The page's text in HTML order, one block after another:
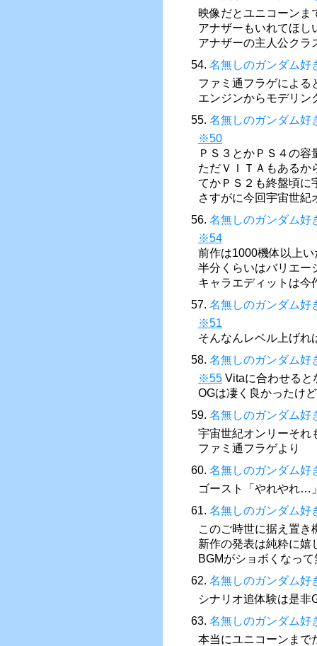
映像だとユニコーンま
アナザーもいれてほし
アナザーの主人公クラ
54. 名無しのガンダム好
ファミ通フラゲによる
エンジンからモデリン
55. 名無しのガンダム好
※50
ＰＳ３とかＰＳ４の
ただＶＩＴＡもあるか
てかＰＳ２も終盤頃に
さすがに今回宇宙世紀
56. 名無しのガンダム好
※54
前作は1000機体以上
半分くらいはバリエー
キャラエディットは今
57. 名無しのガンダム好
※51
そんなんレベル上げれ
58. 名無しのガンダム好
※55 Vitaに合わせると
OGは凄く良かったけ
59. 名無しのガンダム好
宇宙世紀オンリーそれ
ファミ通フラゲより
60. 名無しのガンダム好
ゴースト「やれやれ…
61. 名無しのガンダム好
このご時世に据え置き
新作の発表は純粋に
BGMがショボくなっ
62. 名無しのガンダム好
シナリオ追体験は是非
63. 名無しのガンダム好
本当にユニコーンまで